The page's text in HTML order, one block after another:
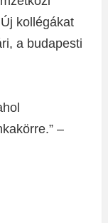
kollégákat
a budapesti
–